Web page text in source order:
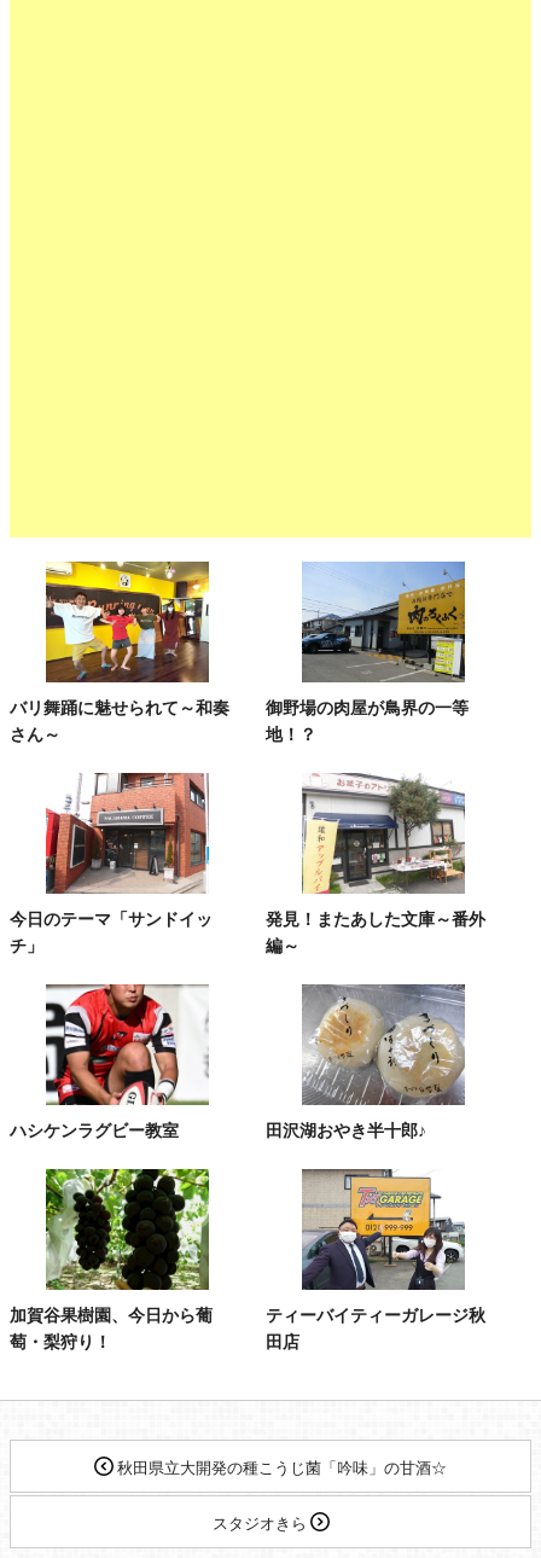
バリ舞踊に魅せられて～和奏
さん～
御野場の肉屋が鳥界の一等
地！？
今日のテーマ「サンドイッ
チ」
発見！またあした文庫～番外
編～
ハシケンラグビー教室 田沢湖おやき半十郎♪
加賀谷果樹園、今日から葡
萄・梨狩り！
ティーバイティーガレージ秋
田店
秋田県立大開発の種こうじ菌「吟味」の甘酒☆
スタジオきら